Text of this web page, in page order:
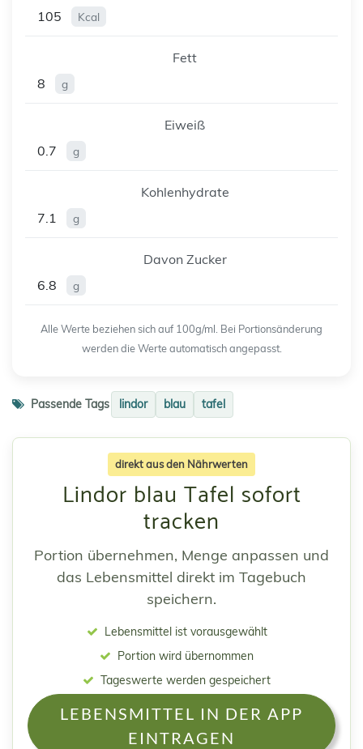
105
Kcal
Fett
8
g
Eiweiß
0.7
g
Kohlenhydrate
7.1
g
Davon Zucker
6.8
g
Alle Werte beziehen sich auf 100g/ml. Bei Portionsänderung
werden die Werte automatisch angepasst.
Passende Tags lindor blau tafel
direkt aus den Nährwerten
Lindor blau Tafel sofort
tracken
Portion übernehmen, Menge anpassen und
das Lebensmittel direkt im Tagebuch
speichern.
Lebensmittel ist vorausgewählt
Portion wird übernommen
Tageswerte werden gespeichert
LEBENSMITTEL IN DER APP
EINTRAGEN